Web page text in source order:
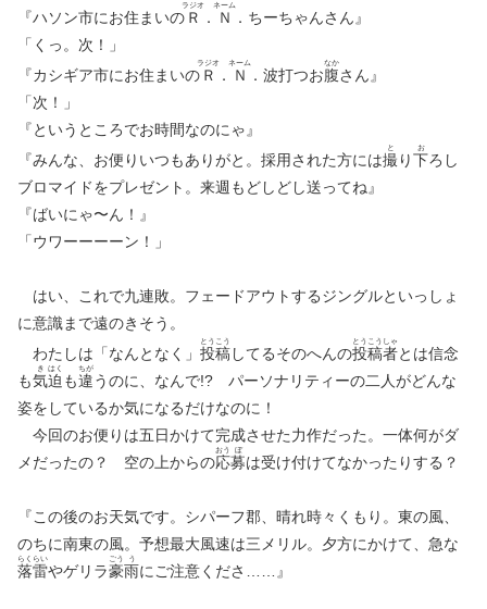
『ハソン市にお住まいの Ｒ
ラジオ
． Ｎ
ネーム
．ちーちゃんさん』
「くっ。次！」
『カシギア市にお住まいの Ｒ
ラジオ
． Ｎ
ネーム
．波打つお腹
なか
さん』
「次！」
『というところでお時間なのにゃ』
『みんな、お便りいつもありがと。採用された方には撮
と
り下
お
ろし
ブロマイドをプレゼント。来週もどしどし送ってね』
『ばいにゃ〜ん！』
「ウワーーーーン！」
はい、これで九連敗。フェードアウトするジングルといっしょ
に意識まで遠のきそう。
わたしは「なんとなく」 投
とう
稿
こう
してるそのへんの投
とう
稿
こう
者
しゃ
とは信念
も気
き
迫
はく
も違
ちが
うのに、なんで!? パーソナリティーの二人がどんな
姿をしているか気になるだけなのに！
今回のお便りは五日かけて完成させた力作だった。一体何がダ
メだったの？ 空の上からの応
おう
募
ぼ
は受け付けてなかったりする？
『この後のお天気です。シパーフ郡、晴れ時々くもり。東の風、
のちに南東の風。予想最大風速は三メリル。夕方にかけて、急な
落
らく
雷
らい
やゲリラ豪
ごう
雨
う
にご注意くださ……』